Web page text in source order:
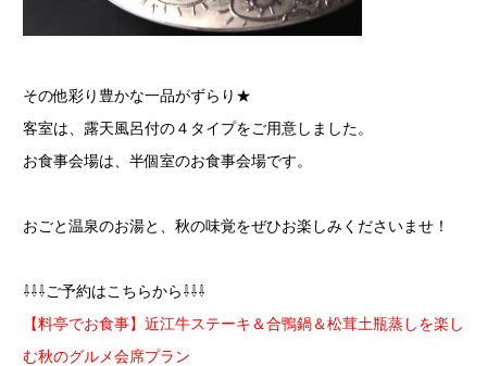
その他彩り豊かな一品がずらり★
客室は、露天風呂付の４タイプをご用意しました。
お食事会場は、半個室のお食事会場です。
おごと温泉のお湯と、秋の味覚をぜひお楽しみくださいませ！
⇩⇩⇩ご予約はこちらから⇩⇩⇩
【料亭でお食事】近江牛ステーキ＆合鴨鍋＆松茸土瓶蒸しを楽し
む秋のグルメ会席プラン